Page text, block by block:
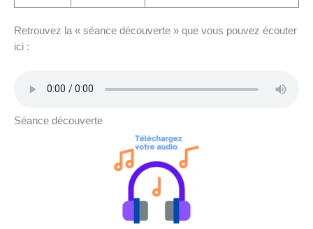
Retrouvez la « séance découverte » que vous pouvez écouter
ici :
Séance découverte